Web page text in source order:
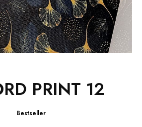
PRINT 12
Bestseller